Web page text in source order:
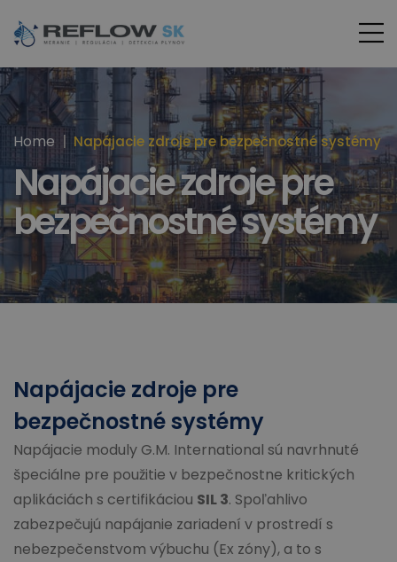
Home Napájacie zdroje pre bezpečnostné systémy
Napájacie zdroje pre
bezpečnostné systémy
Napájacie zdroje pre
bezpečnostné systémy
Napájacie moduly G.M. International sú navrhnuté
špeciálne pre použitie v bezpečnostne kritických
aplikáciách s certifikáciou SIL 3. Spoľahlivo
zabezpečujú napájanie zariadení v prostredí s
nebezpečenstvom výbuchu (Ex zóny), a to s